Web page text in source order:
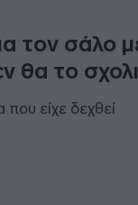
τον σάλο
θα το
που είχε δεχθεί